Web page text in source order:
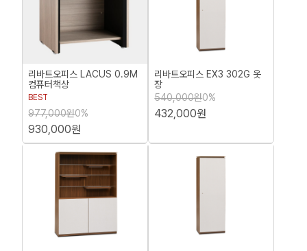
리바트오피스 LACUS 0.9M
컴퓨터책상
BEST
977,000원0%
930,000원
리바트오피스 EX3 302G 옷
장
540,000원0%
432,000원